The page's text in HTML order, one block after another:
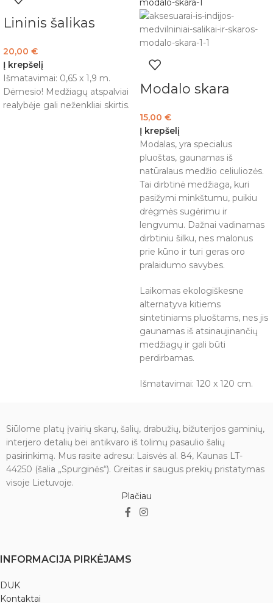
Lininis šalikas
20,00 €
Į krepšelį
Išmatavimai: 0,65 x 1,9 m.
Dėmesio! Medžiagų atspalviai
realybėje gali neženkliai skirtis.
Modalo skara
15,00 €
Į krepšelį
Modalas, yra specialus
pluoštas, gaunamas iš
natūralaus medžio celiuliozės.
Tai dirbtinė medžiaga, kuri
pasižymi minkštumu, puikiu
drėgmės sugėrimu ir
lengvumu. Dažnai vadinamas
dirbtiniu šilku, nes malonus
prie kūno ir turi geras oro
pralaidumo savybes.
Laikomas ekologiškesne
alternatyva kitiems
sintetiniams pluoštams, nes jis
gaunamas iš atsinaujinančių
medžiagų ir gali būti
perdirbamas.
Išmatavimai: 120 x 120 cm.
Siūlome platų įvairių skarų, šalių, drabužių, bižuterijos gaminių,
interjero detalių bei antikvaro iš tolimų pasaulio šalių
pasirinkimą. Mus rasite adresu: Laisvės al. 84, Kaunas LT-
44250 (šalia „Spurginės“). Greitas ir saugus prekių pristatymas
visoje Lietuvoje.
Plačiau
INFORMACIJA PIRKĖJAMS
DUK
Kontaktai